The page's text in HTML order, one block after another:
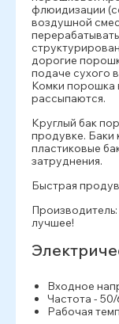
флюидизации
воздушной
дорогие
подаче сухого
Комки порошка
рассыпаются.
Круглый бак
продувке. Баки
пластиковые
затруднения.
Быстрая
лучшее!
Входное
Частота -
Рабочая